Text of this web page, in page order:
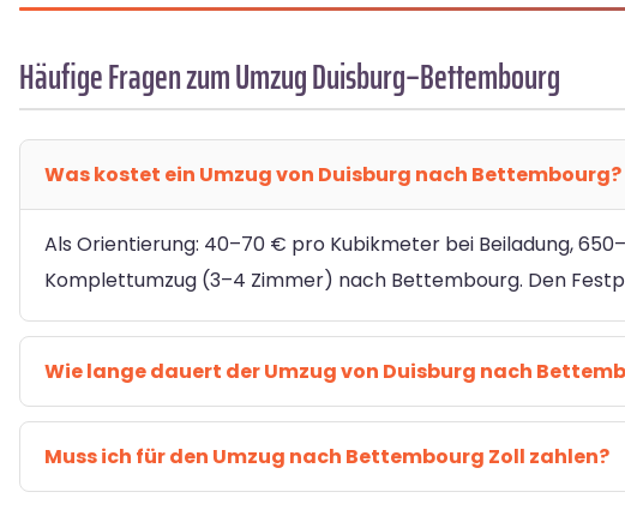
Häufige Fragen zum Umzug Duisburg–Bettembourg
Was kostet ein Umzug von Duisburg nach Bettembourg?
Als Orientierung: 40–70 € pro Kubikmeter bei Beiladung,
Komplettumzug (3–4 Zimmer) nach Bettembourg. Den
Wie lange dauert der Umzug von Duisburg nach
Muss ich für den Umzug nach Bettembourg Zoll zahlen?